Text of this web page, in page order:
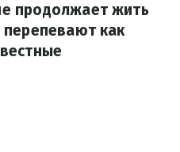
продолжает жить
перепевают как